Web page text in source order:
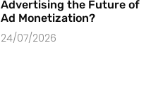
Advertising the Future of
Ad Monetization?
24/07/2026